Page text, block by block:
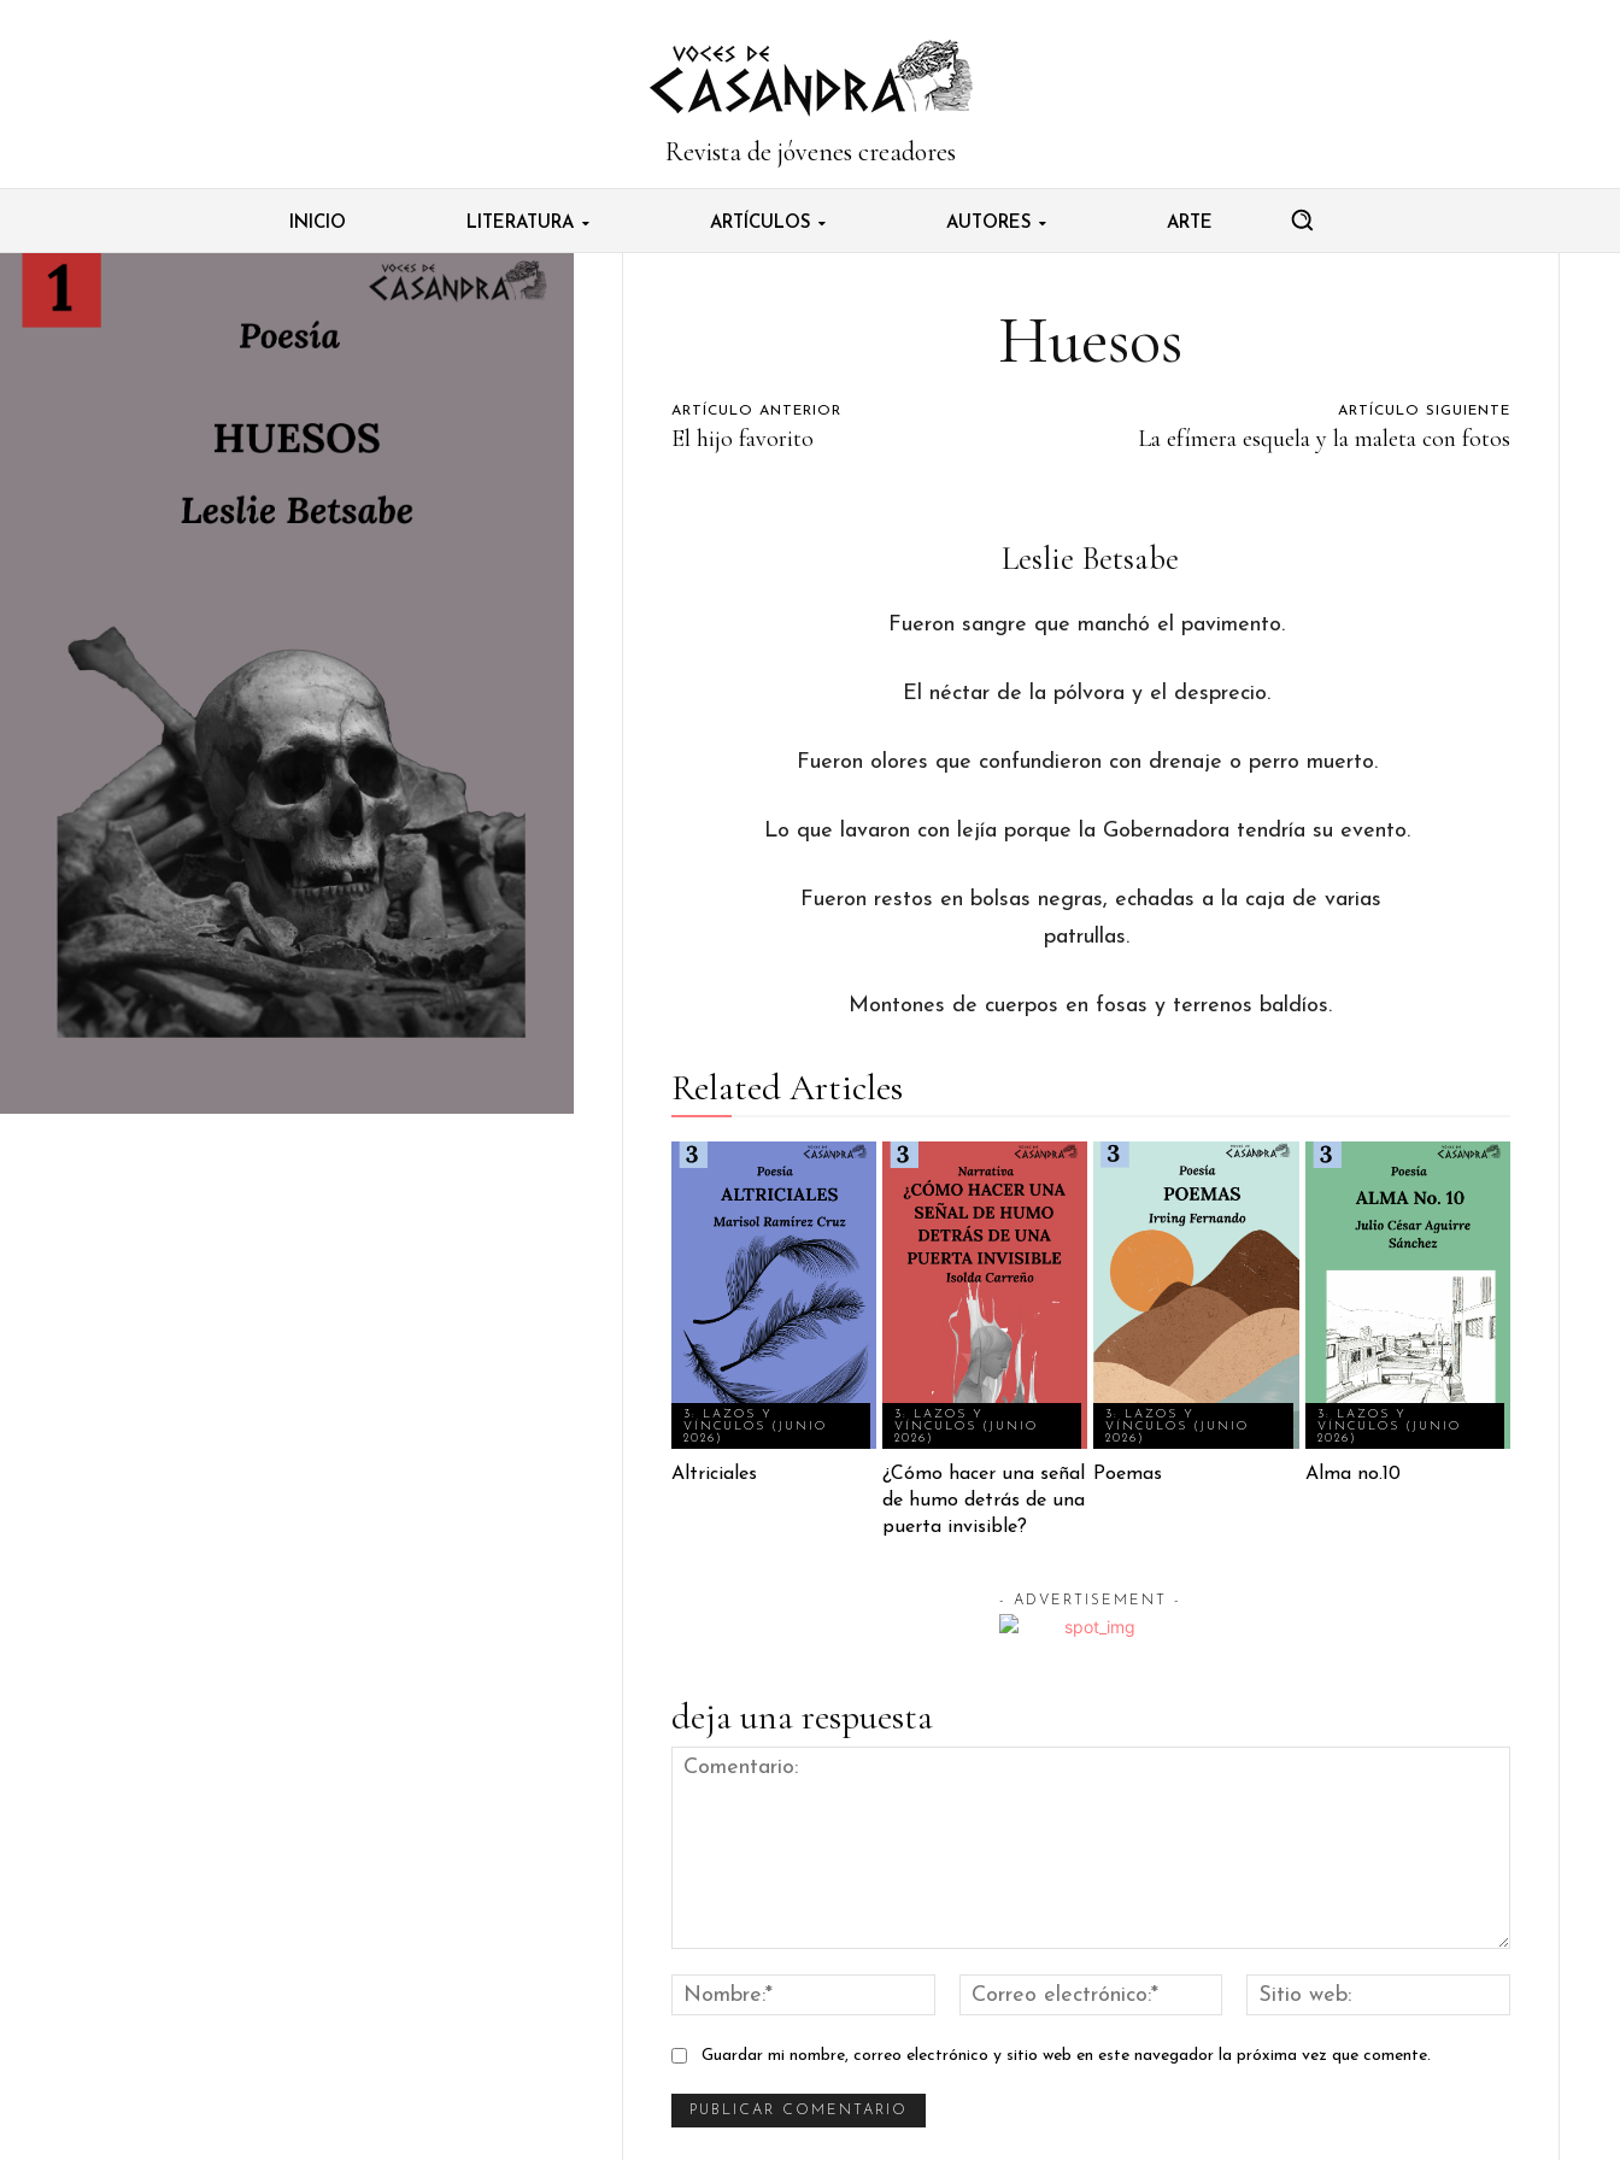
Revista de jóvenes creadores
INICIO LITERATURA ARTÍCULOS AUTORES ARTE
Huesos
ARTÍCULO ANTERIOR
El hijo favorito
ARTÍCULO SIGUIENTE
La efímera esquela y la maleta con fotos
Leslie Betsabe
Fueron sangre que manchó el pavimento.
El néctar de la pólvora y el desprecio.
Fueron olores que confundieron con drenaje o perro muerto.
Lo que lavaron con lejía porque la Gobernadora tendría su evento.
Fueron restos en bolsas negras, echadas a la caja de varias
patrullas.
Montones de cuerpos en fosas y terrenos baldíos.
Related Articles
3: LAZOS Y
VÍNCULOS (JUNIO
2026)
Altriciales
3: LAZOS Y
VÍNCULOS (JUNIO
2026)
¿Cómo hacer una señal
de humo detrás de una
puerta invisible?
3: LAZOS Y
VÍNCULOS (JUNIO
2026)
Poemas
3: LAZOS Y
VÍNCULOS (JUNIO
2026)
Alma no.10
- ADVERTISEMENT -
deja una respuesta
Nombre:*
Correo
electrónico:*
web:
Guardar mi nombre, correo electrónico y sitio web en este navegador la próxima vez que comente.